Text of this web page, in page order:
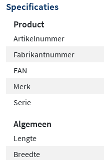
Specificaties
Product
Artikelnummer
Fabrikantnummer
EAN
Merk
Serie
Algemeen
Lengte
Breedte